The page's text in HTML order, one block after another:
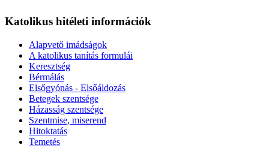
Katolikus hitéleti információk
Alapvető imádságok
A katolikus tanítás formulái
Keresztség
Bérmálás
Elsőgyónás - Elsőáldozás
Betegek szentsége
Házasság szentsége
Szentmise, miserend
Hitoktatás
Temetés